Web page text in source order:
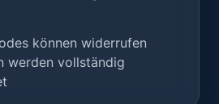
können widerrufen
werden vollständig